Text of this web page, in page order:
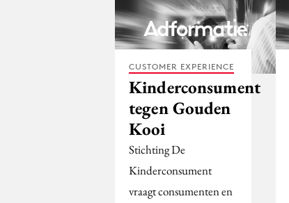
CUSTOMER EXPERIENCE
Kinderconsument
tegen Gouden
Kooi
Stichting De
Kinderconsument
vraagt consumenten en